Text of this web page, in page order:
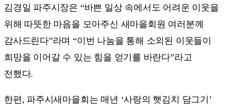
김경일 파주시장은 “바쁜 일상 속에서도 어려운 이웃을
위해 따뜻한 마음을 모아주신 새마을회원 여러분께
감사드린다”라며 “이번 나눔을 통해 소외된 이웃들이
희망을 이어갈 수 있는 힘을 얻기를 바란다”라고
전했다.
한편, 파주시새마을회는 매년 ‘사랑의 햇김치 담그기’